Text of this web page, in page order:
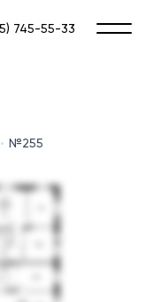
745-55-33
№255